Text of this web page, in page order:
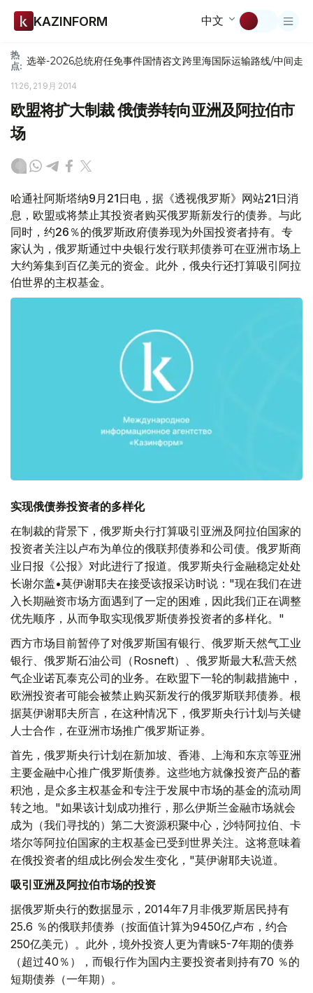
KAZINFORM 中文
热
点: 选举-2026总统府任免事件国情咨文跨里海国际运输路线/中间走廊
11:26, 21 9月 2014
欧盟将扩大制裁 俄债券转向亚洲及阿拉伯市
场
哈通社阿斯塔纳9月21日电，据《透视俄罗斯》网站21日消
息，欧盟或将禁止其投资者购买俄罗斯新发行的债券。与此
同时，约26％的俄罗斯政府债券现为外国投资者持有。专
家认为，俄罗斯通过中央银行发行联邦债券可在亚洲市场上
大约筹集到百亿美元的资金。此外，俄央行还打算吸引阿拉
伯世界的主权基金。
实现俄债券投资者的多样化
在制裁的背景下，俄罗斯央行打算吸引亚洲及阿拉伯国家的
投资者关注以卢布为单位的俄联邦债券和公司债。俄罗斯商
业日报《公报》对此进行了报道。俄罗斯央行金融稳定处处
长谢尔盖•莫伊谢耶夫在接受该报采访时说："现在我们在进
入长期融资市场方面遇到了一定的困难，因此我们正在调整
优先顺序，从而争取实现俄罗斯债券投资者的多样化。"
西方市场目前暂停了对俄罗斯国有银行、俄罗斯天然气工业
银行、俄罗斯石油公司（Rosneft）、俄罗斯最大私营天然
气企业诺瓦泰克公司的业务。在欧盟下一轮的制裁措施中，
欧洲投资者可能会被禁止购买新发行的俄罗斯联邦债券。根
据莫伊谢耶夫所言，在这种情况下，俄罗斯央行计划与关键
人士合作，在亚洲市场推广俄罗斯证券。
首先，俄罗斯央行计划在新加坡、香港、上海和东京等亚洲
主要金融中心推广俄罗斯债券。这些地方就像投资产品的蓄
积池，是众多主权基金和专注于发展中市场的基金的流动周
转之地。"如果该计划成功推行，那么伊斯兰金融市场就会
成为（我们寻找的）第二大资源积聚中心，沙特阿拉伯、卡
塔尔等阿拉伯国家的主权基金已受到世界关注。这将意味着
在俄投资者的组成比例会发生变化，"莫伊谢耶夫说道。
吸引亚洲及阿拉伯市场的投资
据俄罗斯央行的数据显示，2014年7月非俄罗斯居民持有
25.6 ％的俄联邦债券（按面值计算为9450亿卢布，约合
250亿美元）。此外，境外投资人更为青睐5-7年期的债券
（超过40％），而银行作为国内主要投资者则持有70 ％的
短期债券（一年期）。